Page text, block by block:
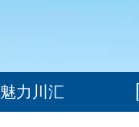
魅力川汇